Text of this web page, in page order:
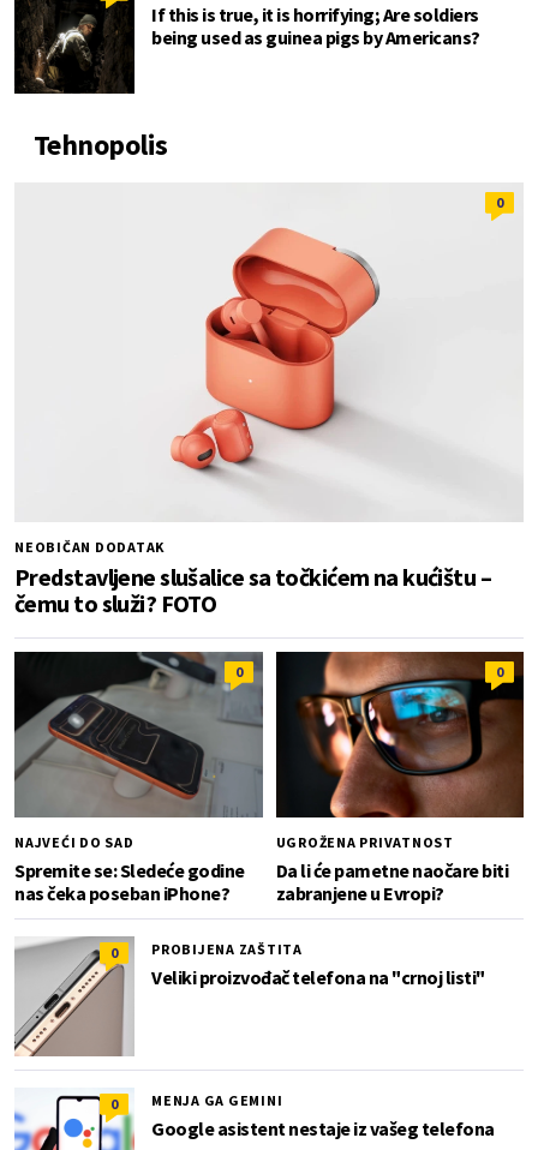
If this is true, it is horrifying; Are soldiers
being used as guinea pigs by Americans?
Tehnopolis
0
NEOBIČAN DODATAK
Predstavljene slušalice sa točkićem na kućištu –
čemu to služi? FOTO
0
NAJVEĆI DO SAD
Spremite se: Sledeće godine
nas čeka poseban iPhone?
0
UGROŽENA PRIVATNOST
Da li će pametne naočare biti
zabranjene u Evropi?
0 PROBIJENA ZAŠTITA
Veliki proizvođač telefona na "crnoj listi"
0 MENJA GA GEMINI
Google asistent nestaje iz vašeg telefona